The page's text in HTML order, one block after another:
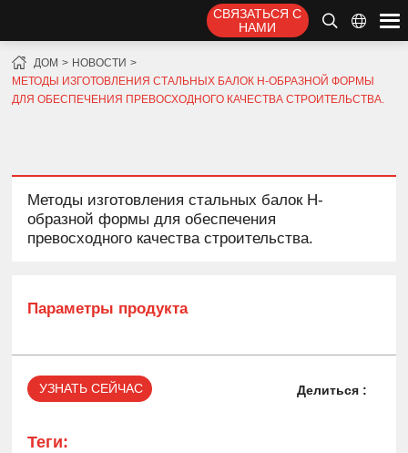
СВЯЗАТЬСЯ С
НАМИ
ДОМ
НОВОСТИ
МЕТОДЫ ИЗГОТОВЛЕНИЯ СТАЛЬНЫХ БАЛОК H-ОБРАЗНОЙ ФОРМЫ
ДЛЯ ОБЕСПЕЧЕНИЯ ПРЕВОСХОДНОГО КАЧЕСТВА СТРОИТЕЛЬСТВА.
Методы изготовления стальных балок H-
образной формы для обеспечения
превосходного качества строительства.
Параметры продукта
УЗНАТЬ СЕЙЧАС Делиться :
Теги: